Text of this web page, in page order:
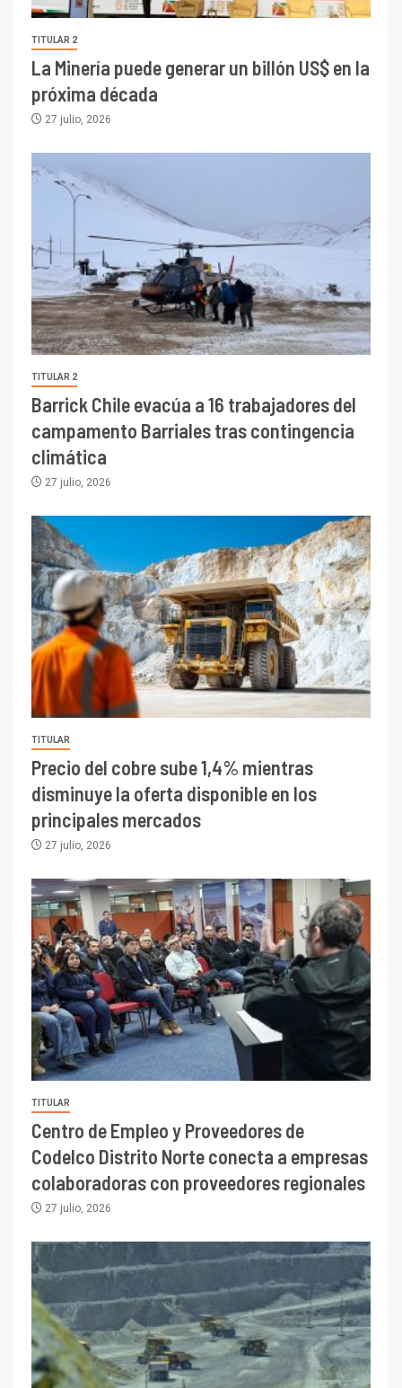
TITULAR 2
La Minería puede generar un billón US$ en la
próxima década
27 julio, 2026
TITULAR 2
Barrick Chile evacúa a 16 trabajadores del
campamento Barriales tras contingencia
climática
27 julio, 2026
TITULAR
Precio del cobre sube 1,4% mientras
disminuye la oferta disponible en los
principales mercados
27 julio, 2026
TITULAR
Centro de Empleo y Proveedores de
Codelco Distrito Norte conecta a empresas
colaboradoras con proveedores regionales
27 julio, 2026